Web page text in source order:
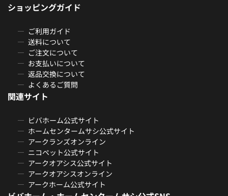
ショッピングガイド
ご利用ガイド
送料について
ご注文について
お支払いについて
返品交換について
よくあるご質問
関連サイト
ビバホーム公式サイト
ホームセンタームサシ公式サイト
アークランズオンライン
ニコペット公式サイト
アークオアシス公式サイト
アークオアシスオンライン
アークホーム公式サイト